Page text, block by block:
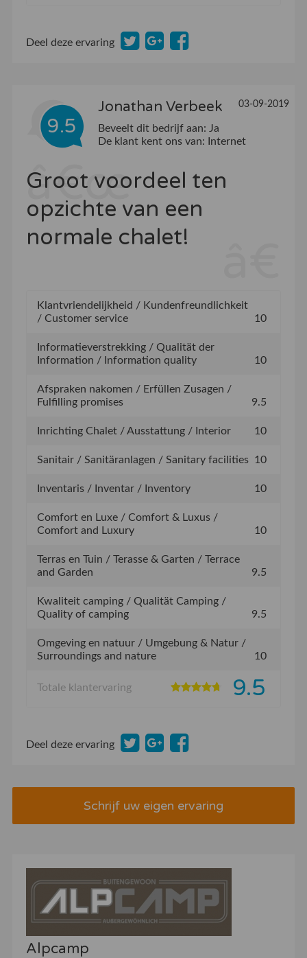
Deel deze ervaring
9.5
Jonathan Verbeek 03-09-2019
Beveelt dit bedrijf aan: Ja
De klant kent ons van:
Internet
Groot voordeel ten
opzichte van een
normale chalet!
Klantvriendelijkheid / Kundenfreundlichkeit
/ Customer service
10
Informatieverstrekking / Qualität der
Information / Information quality
10
Afspraken nakomen / Erfüllen Zusagen /
Fulfilling promises
9.5
Inrichting Chalet / Ausstattung / Interior 10
Sanitair / Sanitäranlagen / Sanitary facilities 10
Inventaris / Inventar / Inventory 10
Comfort en Luxe / Comfort & Luxus /
Comfort and Luxury
10
Terras en Tuin / Terasse & Garten / Terrace
and Garden
9.5
Kwaliteit camping / Qualität Camping /
Quality of camping
9.5
Omgeving en natuur / Umgebung & Natur /
Surroundings and nature
10
Totale klantervaring 9.5
Deel deze ervaring
Schrijf uw eigen ervaring
Alpcamp